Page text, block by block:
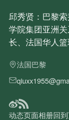
邱秀贤：巴黎
学院集团亚洲
长、法国华人
法国巴黎
动态页面相册回